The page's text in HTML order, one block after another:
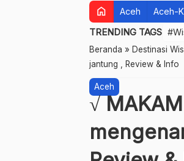
home Aceh Aceh-
TRENDING TAGS
Beranda » Destinasi
jantung , Review & Info
Aceh
√